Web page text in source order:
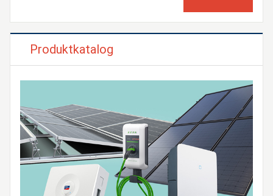
Produktkatalog